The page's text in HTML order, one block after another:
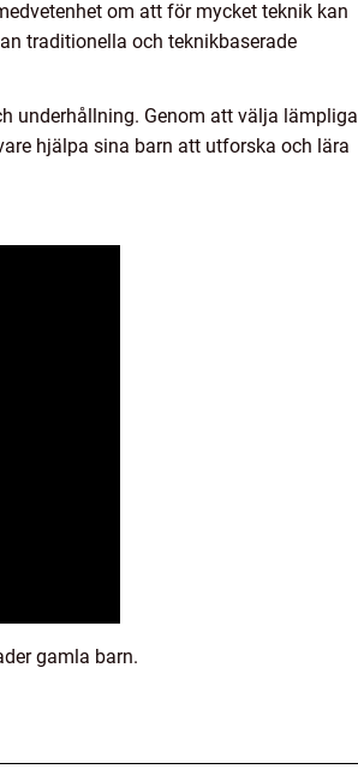
om att för mycket teknik kan
traditionella och teknikbaserade
underhållning. Genom att välja lämpliga
hjälpa sina barn att utforska och lära
gamla barn.